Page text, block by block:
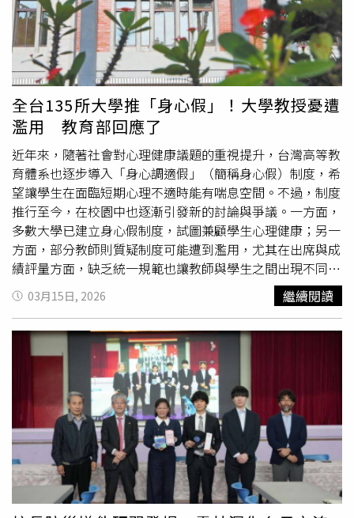
新竹縣長。台北市新竹縣同鄉會輔導理事長黃清富表示，新
竹縣是科技城，徐欣瑩是台灣第一位衛星測量女博士，具備
國際視野、也曾得到美國太空總署NASA獎學金，徐欣瑩是
難得的人才，希望徐欣瑩能打破當時全國最高17萬多票的紀
錄。邱鎮軍則感謝這麼多客家鄉親支持客家女兒，並提到目
前全台客籍的縣長只剩下苗栗縣、新竹縣和台東縣，但楊縣
長和饒縣長任期即將屆滿，但客家人口在全台有四、五百
萬，客家籍的縣長不應該這麼少。他說徐欣瑩在立法院問政
用心、能力優異，尤其新竹縣作為科技重鎮，像徐欣瑩這樣
的人才擔任縣長，一定可以讓新竹縣更加欣欣向榮，希望鄉
親在下周電話民調「唯一支持徐欣瑩」。徐欣瑩說，他從小
在客家莊出生、讀書、長大，客家對他來說就是生活，所以
客家文化的傳承就是他一定要做的事。所以今日也公布客家
政策，包含客語傳承、客庄產業振興、客家音樂文化藝術發
展等三大面向。徐欣瑩表示，會延續楊文科縣長好的客家政
策並深化，另外將推出客語親子計畫、客語小老師培訓計
畫，並增加更多親子類的客家活動，如客家食農餐桌計劃、
客家野餐音樂會等，讓孩子在完全的客語環境中學習。「客
庄產業振興也代表客家文化的傳承與延續。」徐欣瑩表示，
未來將引入專業設計行銷團隊，打造特色客家文化廊帶，並
為客庄特色物產量身打造包裝，至各縣市舉辦展售會推廣，
並以「新竹縣客庄精品」參與國際展售會；加強與國內外旅
行社的合作，客制化客庄旅遊套裝行程，提升遊客的體驗品
質。徐欣瑩也提到，客家音樂、文化及藝術是台灣珍貴的文
化命脈。未來當選新竹縣長，她將規劃設置鄧雨賢時空音樂
博物館，展覽其手稿、留聲機等古物，透過AI科技將典藏文
物數位化、科技化並進行互動體驗；此外，將打造客家特色
全台135所大學推「身心假」！大學教授憂遭
濫用 教育部回應了
近年來，隨著社會對心理健康議題的重視提升，台灣高等教
育體系也逐步導入「身心調適假」（簡稱身心假）制度，希
望讓學生在面臨短期心理不適時能有喘息空間。不過，制度
推行至今，在校園中也逐漸引發新的討論與爭議。一方面，
多數大學已建立身心假制度，試圖兼顧學生心理健康；另一
方面，部分教師則質疑制度可能遭到濫用，尤其在出席與成
績評量方面，缺乏統一規範也讓教師與學生之間出現不同看
法。據《ETtoday新聞雲》報導，教育部統計顯示，台灣自
111學年度起開始推動身心調適假制度，最初由11所大學率
先試行。這項措施的初衷，是希望在學生面臨短期心理壓力
或情緒困擾時，不必一定取得醫療證明，也能暫時離開課堂
進行調適。隨著心理健康議題逐漸受到學生與社會各界關
注，各校推動意願也隨之提升。截至114學年度上學期為
止，全台已有135所公私立大專校院實施身心調適假制度，
占所有大專校院比例超過9成，其餘學校也仍在研議相關措
施。在多數大學的制度設計中，身心假通常每學期可申請約
3至5天，並以半天或1天為單位計算，學生申請時通常不需
附上醫療或心理相關證明。這樣的設計主要是希望降低學生
求助門檻，讓心理不適能被更早察覺與調適，而不必等到問
03月15日, 2026 繼續閱讀